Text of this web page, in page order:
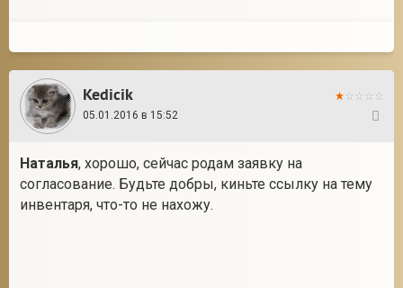
Kedicik
05.01.2016 в 15:52
Наталья, хорошо, сейчас родам заявку на
согласование. Будьте добры, киньте ссылку на тему
инвентаря, что-то не нахожу.